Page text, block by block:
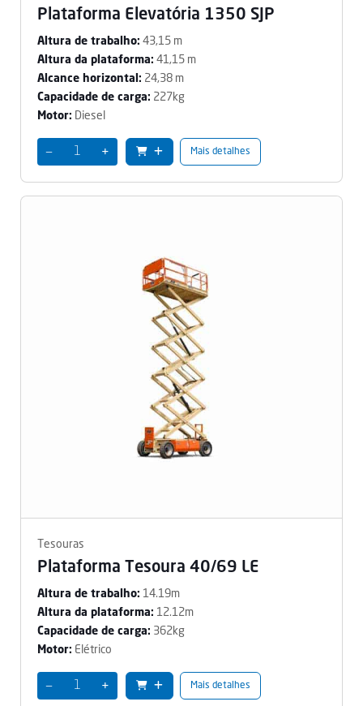
Plataforma Elevatória 1350 SJP
Altura de trabalho: 43,15 m
Altura da plataforma: 41,15 m
Alcance horizontal: 24,38 m
Capacidade de carga: 227kg
Motor: Diesel
− + Mais detalhes
Tesouras
Plataforma Tesoura 40/69 LE
Altura de trabalho: 14.19m
Altura da plataforma: 12.12m
Capacidade de carga: 362kg
Motor: Elétrico
− + Mais detalhes